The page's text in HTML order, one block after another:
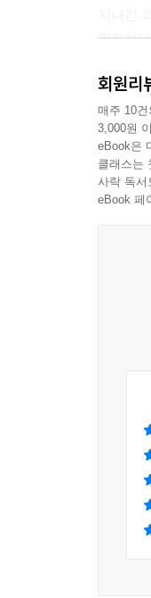
필요하
누구도
나를 인
아무런
우린 잘
이 책
직장
흙수저
우리는
무엇인
책을
고개를
회원리
매주 10
3,000원
eBook은
클래스는
사락 독서
eBook 페